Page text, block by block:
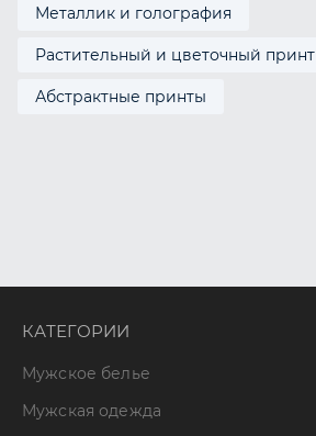
Металлик и голография
Растительный и цветочный принт
Абстрактные принты
КАТЕГОРИИ
Мужское белье
Мужская одежда